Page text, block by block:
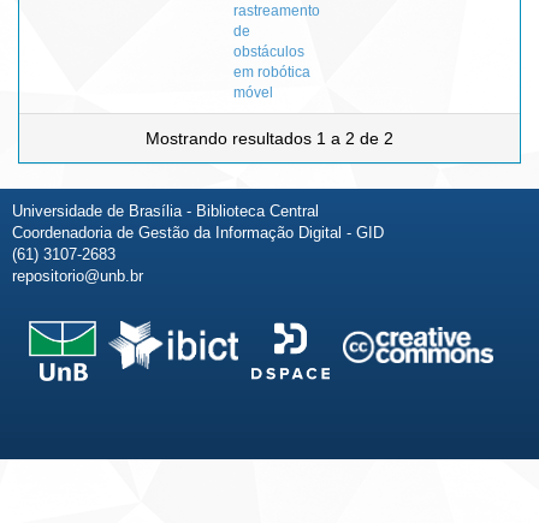
rastreamento
de
obstáculos
em robótica
móvel
Mostrando resultados 1 a 2 de 2
Universidade de Brasília - Biblioteca Central
Coordenadoria de Gestão da Informação Digital - GID
(61) 3107-2683
repositorio@unb.br